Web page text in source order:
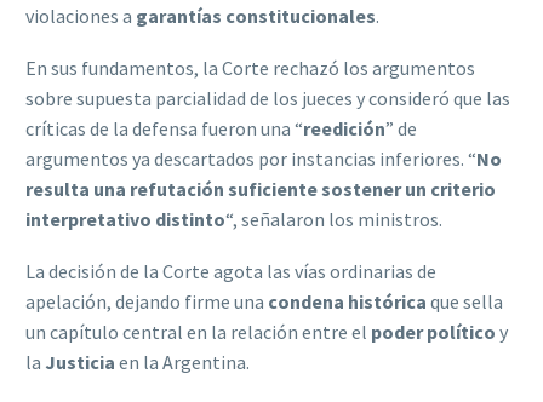
violaciones a garantías constitucionales.
En sus fundamentos, la Corte rechazó los argumentos
sobre supuesta parcialidad de los jueces y consideró que las
críticas de la defensa fueron una “reedición” de
argumentos ya descartados por instancias inferiores. “No
resulta una refutación suficiente sostener un criterio
interpretativo distinto“, señalaron los ministros.
La decisión de la Corte agota las vías ordinarias de
apelación, dejando firme una condena histórica que sella
un capítulo central en la relación entre el poder político y
la Justicia en la Argentina.